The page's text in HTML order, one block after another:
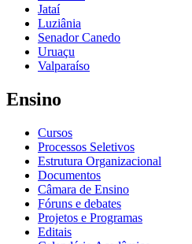
Jataí
Luziânia
Senador Canedo
Uruaçu
Valparaíso
Ensino
Cursos
Processos Seletivos
Estrutura Organizacional
Documentos
Câmara de Ensino
Fóruns e debates
Projetos e Programas
Editais